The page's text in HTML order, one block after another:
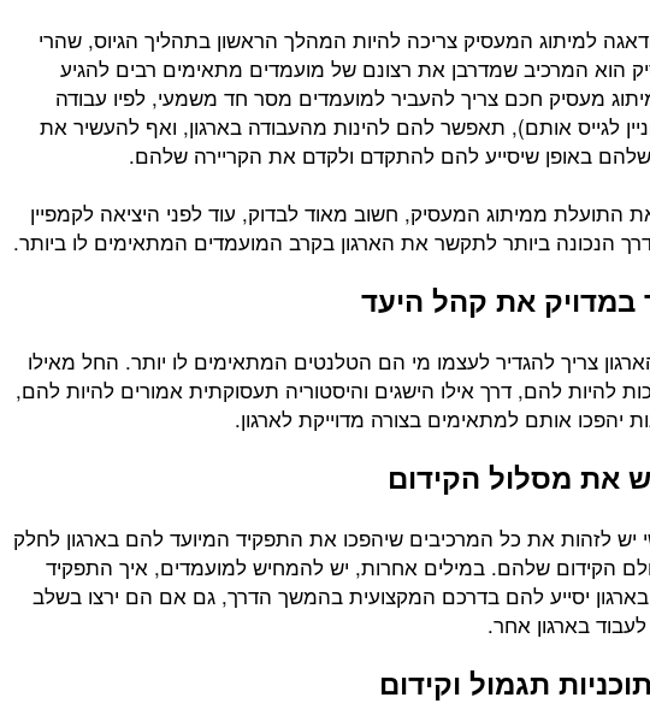
למיתוג המעסיק צריכה להיות המהלך הראשון בתהליך הגיוס, שהרי
הוא המרכיב שמדרבן את רצונם של מועמדים מתאימים רבים להגיע
מעסיק חכם צריך להעביר למועמדים מסר חד משמעי, לפיו עבודה
לגייס אותם), תאפשר להם להינות מהעבודה בארגון, ואף להעשיר את
שלהם באופן שיסייע להם להתקדם ולקדם את הקריירה שלהם.
התועלת ממיתוג המעסיק, חשוב מאוד לבדוק, עוד לפני היציאה לקמפיין
הנכונה ביותר לתקשר את הארגון בקרב המועמדים המתאימים לו ביותר.
צריך להגדיר לעצמו מי הם הטלנטים המתאימים לו יותר. החל מאילו
להיות להם, דרך אילו הישגים והיסטוריה תעסוקתית אמורים להיות להם,
יהפכו אותם למתאימים בצורה מדוייקת לארגון.
יש לזהות את כל המרכיבים שיהפכו את התפקיד המיועד להם בארגון לחלק
הקידום שלהם. במילים אחרות, יש להמחיש למועמדים, איך התפקיד
יסייע להם בדרכם המקצועית בהמשך הדרך, גם אם הם ירצו בשלב
בארגון אחר.